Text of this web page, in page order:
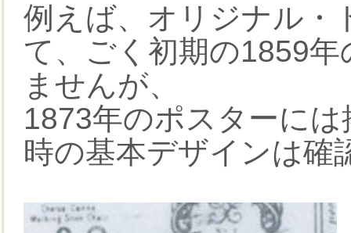
例えば、オリジナル・
て、ごく初期の1859
ませんが、
1873年のポスターに
時の基本デザインは確